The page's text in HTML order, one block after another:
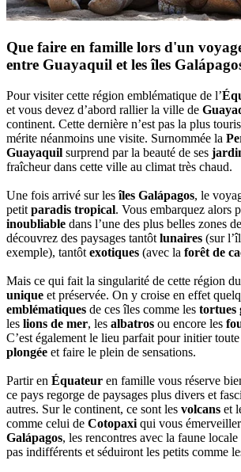
Que faire en famille lors d'un
entre Guayaquil et les îles
Pour visiter cette région emblématique de l’
et vous devez d’abord rallier la ville de
continent. Cette dernière n’est pas la plus
mérite néanmoins une visite. Surnommée la
Guayaquil surprend par la beauté de ses
fraîcheur dans cette ville au climat très chaud.
Une fois arrivé sur lesîles Galápagos, le
petit paradis tropical. Vous embarquez alors
inoubliable dans l’une des plus belles zones
découvrez des paysages tantôt lunaires (sur
exemple), tantôt exotiques (avec la forêt de
Mais ce qui fait la singularité de cette région
unique et préservée. On y croise en effet
emblématiques de ces îles comme les tortues
les lions de mer, les albatros ou encore les
C’est également le lieu parfait pour initier
plongée et faire le plein de sensations.
Partir en Équateur en famille vous réserve
ce pays regorge de paysages plus divers et
autres. Sur le continent, ce sont les volcans et
comme celui de Cotopaxi qui vous
Galápagos, les rencontres avec la faune
pas indifférents et séduiront les petits comme